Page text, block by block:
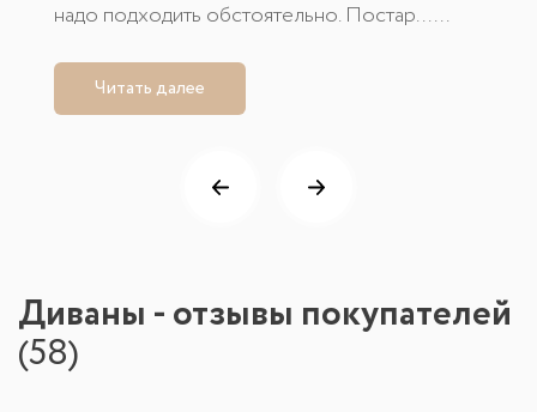
надо подходить обстоятельно. Постар......
Читать далее
Диваны - отзывы покупателей
(58)